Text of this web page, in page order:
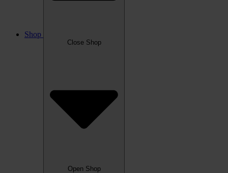
Shop
Close Shop
Open Shop